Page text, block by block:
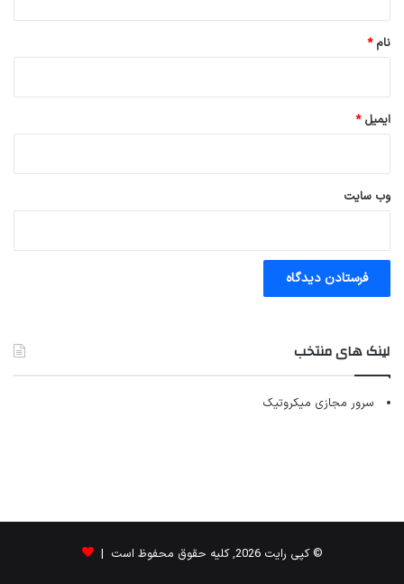
نام*
ایمیل*
وب‌ سایت
لینک های منتخب
سرور مجازی میکروتیک
© کپی رایت 2026, کلیه حقوق محفوظ است |